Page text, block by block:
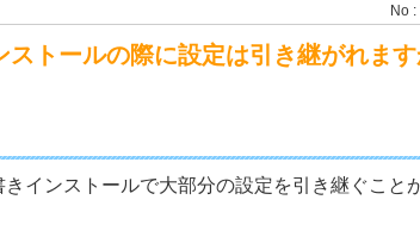
No
トールの際に設定は引き継がれます
インストールで大部分の設定を引き継ぐこと